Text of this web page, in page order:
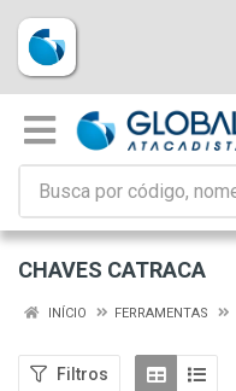
CHAVES CATRACA
INÍCIO FERRAMENTAS
Filtros